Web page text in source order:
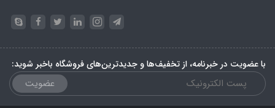
با عضویت در خبرنامه، از تخفیف‌ها و جدیدترین‌های فروشگاه باخبر شوید:
عضویت